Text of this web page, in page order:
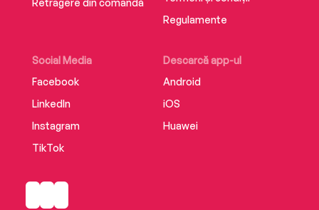
Social Media
Facebook
LinkedIn
Instagram
TikTok
Descarcă app-ul
Android
iOS
Huawei
Regulamente